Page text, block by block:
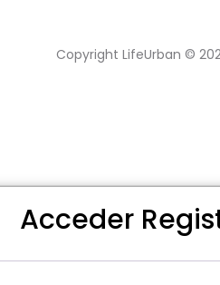
Copyright LifeUrban ©
Acceder